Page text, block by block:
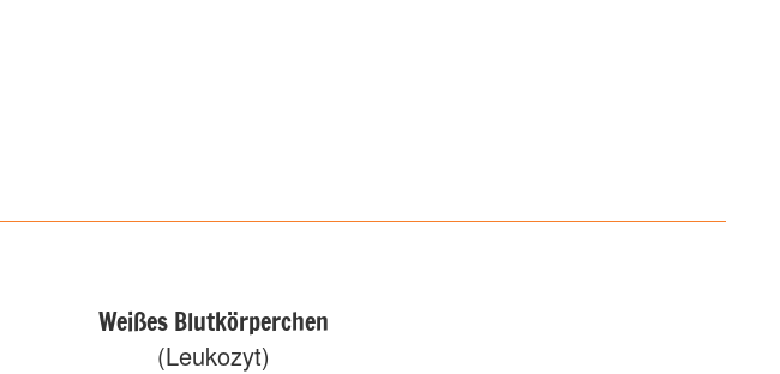
Weißes Blutkörperchen
(Leukozyt)